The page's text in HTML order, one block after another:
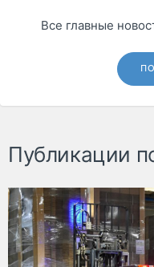
Все главные
Публикации